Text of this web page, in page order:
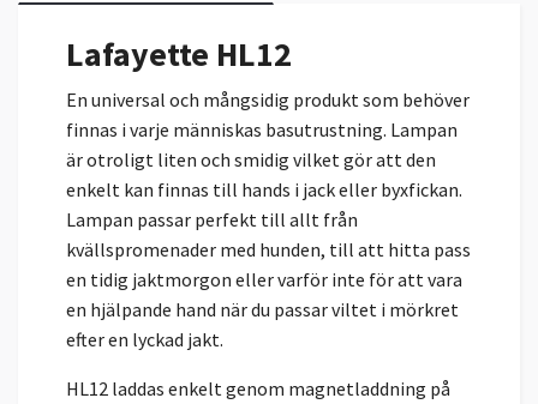
Lafayette HL12
En universal och mångsidig produkt som behöver
finnas i varje människas basutrustning. Lampan
är otroligt liten och smidig vilket gör att den
enkelt kan finnas till hands i jack eller byxfickan.
Lampan passar perfekt till allt från
kvällspromenader med hunden, till att hitta pass
en tidig jaktmorgon eller varför inte för att vara
en hjälpande hand när du passar viltet i mörkret
efter en lyckad jakt.
HL12 laddas enkelt genom magnetladdning på